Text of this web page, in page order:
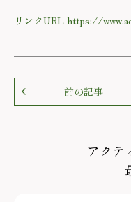
リンクURL https://
前の記事
アクテ